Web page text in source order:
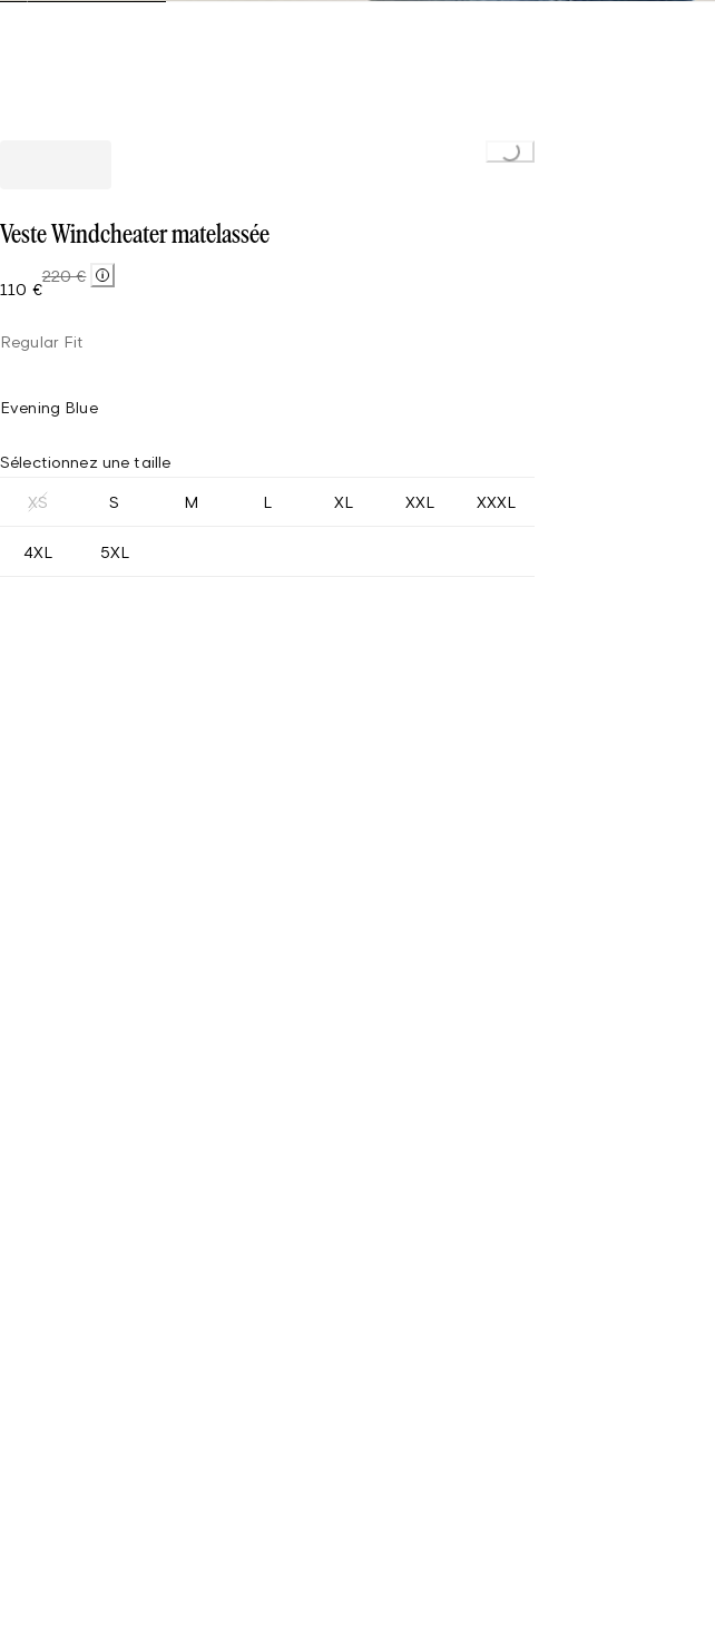
Loading...
Veste Windcheater matelassée
110 €
220 €
Regular Fit
Evening Blue
Sélectionnez une taille
XS S M L XL XXL XXXL
4XL 5XL